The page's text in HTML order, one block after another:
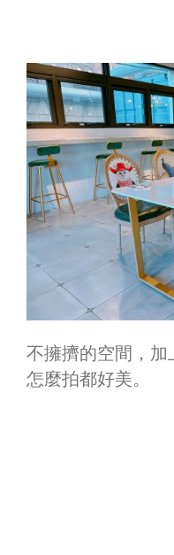
不擁擠的空間，
怎麼拍都好美。